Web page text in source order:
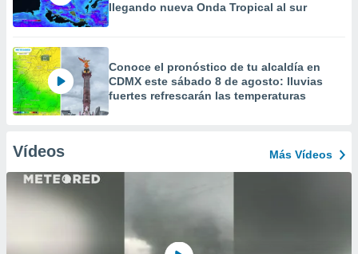
llegando nueva Onda Tropical al sur
Conoce el pronóstico de tu alcaldía en
CDMX este sábado 8 de agosto: lluvias
fuertes refrescarán las temperaturas
Vídeos Más Vídeos